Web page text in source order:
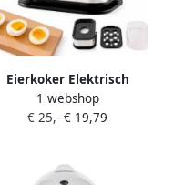
Eierkoker Elektrisch
Eistoomapparaat Snel
Koken Zacht Hard
Capaciteit Compact
1 webshop
€ 25,- € 19,79